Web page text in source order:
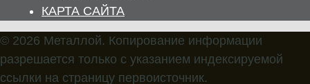
КАРТА САЙТА
© 2026 Металлой. Копирование информации
разрешается только с указанием индексируемой
ссылки на страницу первоисточник.